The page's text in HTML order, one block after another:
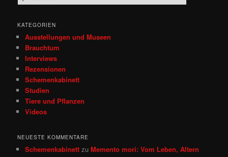
u
h
KATEGORIEN
Ausstellungen und Museen
Brauchtum
Interviews
Rezensionen
Schemenkabinett
Studien
Tiere und Pflanzen
Videos
NEUESTE KOMMENTARE
Schemenkabinett zuMemento mori: Vom Leben, Altern